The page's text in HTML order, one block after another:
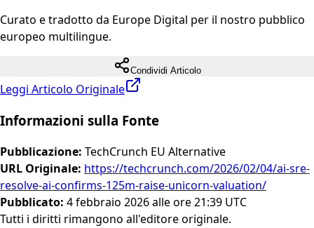
Curato e tradotto da Europe Digital per il nostro pubblico
europeo multilingue.
Condividi Articolo
Leggi Articolo Originale
Informazioni sulla Fonte
Pubblicazione: TechCrunch EU Alternative
URL Originale: https://techcrunch.com/2026/02/04/ai-sre-
resolve-ai-confirms-125m-raise-unicorn-valuation/
Pubblicato: 4 febbraio 2026 alle ore 21:39 UTC
Tutti i diritti rimangono all'editore originale.